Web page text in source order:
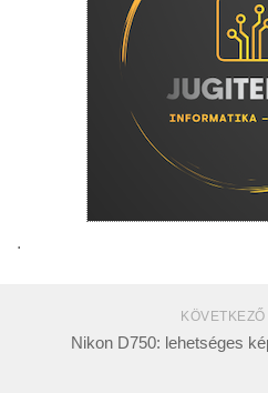
.
Nikon D750: lehetséges